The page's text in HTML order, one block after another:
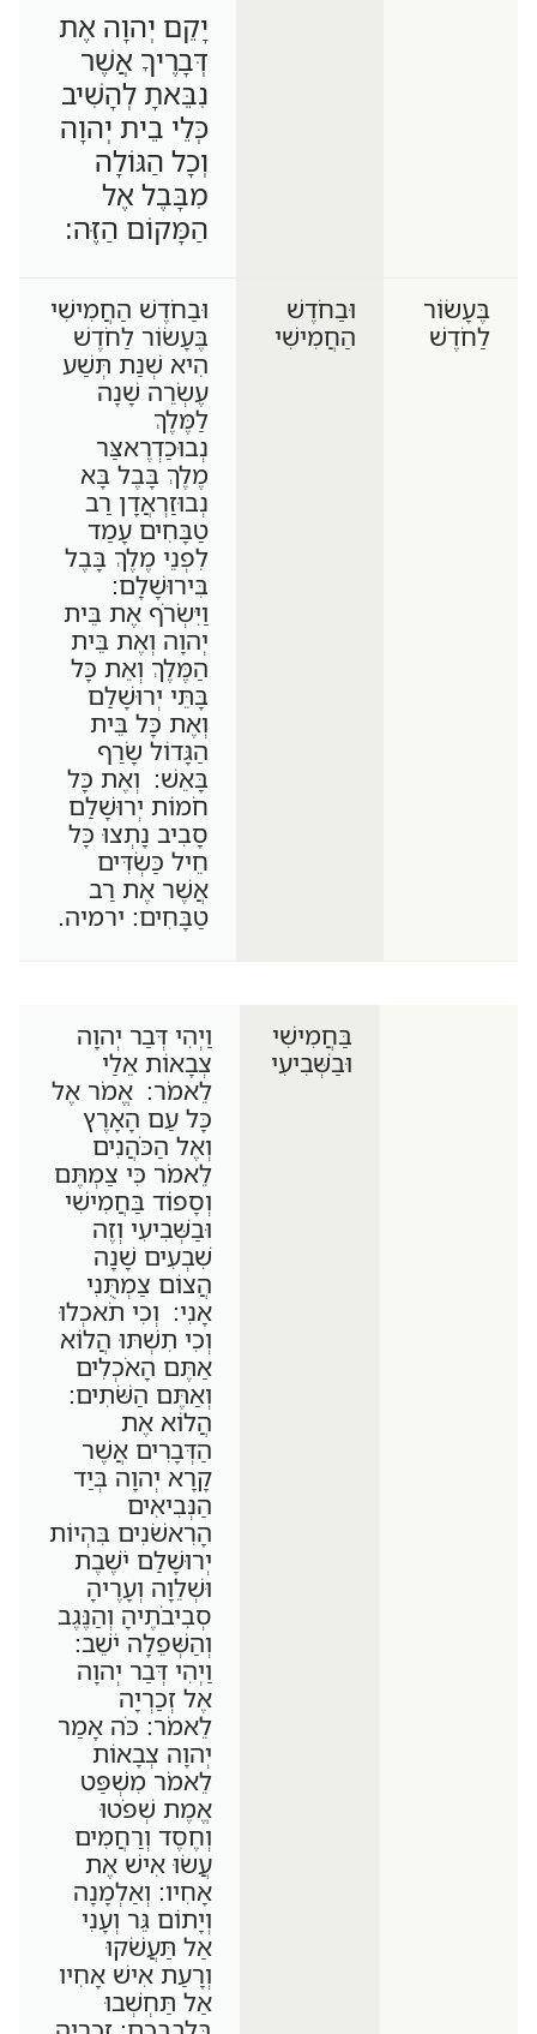
יָקֵם יְהוָה אֶת
דְּבָרֶיךָ אֲשֶׁר
נִבֵּאתָ לְהָשִׁיב
כְּלֵי בֵית יְהוָה
וְכָל הַגּוֹלָה
מִבָּבֶל אֶל
הַמָּקוֹם הַזֶּה:
בֶּעָשׂוֹר
לַחֹדֶשׁ
וּבַחֹדֶשׁ
הַחֲמִישִׁי
וּבַחֹדֶשׁ הַחֲמִישִׁי
בֶּעָשׂוֹר לַחֹדֶשׁ
הִיא שְׁנַת תְּשַׁע
עֶשְׂרֵה שָׁנָה
לַמֶּלֶךְ
נְבוּכַדְרֶאצַּר
מֶלֶךְ בָּבֶל בָּא
נְבוּזַרְאֲדָן רַב
טַבָּחִים עָמַד
לִפְנֵי מֶלֶךְ בָּבֶל
בִּירוּשָׁלִָם:
וַיִּשְׂרֹף אֶת בֵּית
יְהוָה וְאֶת בֵּית
הַמֶּלֶךְ וְאֵת כָּל
בָּתֵּי יְרוּשָׁלִַם
וְאֶת כָּל בֵּית
הַגָּדוֹל שָׂרַף
בָּאֵשׁ: וְאֶת כָּל
חֹמוֹת יְרוּשָׁלִַם
סָבִיב נָתְצוּ כָּל
חֵיל כַּשְׂדִּים
אֲשֶׁר אֶת רַב
טַבָּחִים: ירמיה.
בַּחֲמִישִׁי
וּבַשְּׁבִיעִי
וַיְהִי דְּבַר יְהוָה
צְבָאוֹת אֵלַי
לֵאמֹר: אֱמֹר אֶל
כָּל עַם הָאָרֶץ
וְאֶל הַכֹּהֲנִים
לֵאמֹר כִּי צַמְתֶּם
וְסָפוֹד בַּחֲמִישִׁי
וּבַשְּׁבִיעִי וְזֶה
שִׁבְעִים שָׁנָה
הֲצוֹם צַמְתֻּנִי
אָנִי: וְכִי תֹאכְלוּ
וְכִי תִשְׁתּוּ הֲלוֹא
אַתֶּם הָאֹכְלִים
וְאַתֶּם הַשֹּׁתִים:
הֲלוֹא אֶת
הַדְּבָרִים אֲשֶׁר
קָרָא יְהוָה בְּיַד
הַנְּבִיאִים
הָרִאשֹׁנִים בִּהְיוֹת
יְרוּשָׁלִַם יֹשֶׁבֶת
וּשְׁלֵוָה וְעָרֶיהָ
סְבִיבֹתֶיהָ וְהַנֶּגֶב
וְהַשְּׁפֵלָה יֹשֵׁב:
וַיְהִי דְּבַר יְהוָה
אֶל זְכַרְיָה
לֵאמֹר: כֹּה אָמַר
יְהוָה צְבָאוֹת
לֵאמֹר מִשְׁפַּט
אֱמֶת שְׁפֹטוּ
וְחֶסֶד וְרַחֲמִים
עֲשׂוּ אִישׁ אֶת
אָחִיו: וְאַלְמָנָה
וְיָתוֹם גֵּר וְעָנִי
אַל תַּעֲשֹׁקוּ
וְרָעַת אִישׁ אָחִיו
אַל תַּחְשְׁבוּ